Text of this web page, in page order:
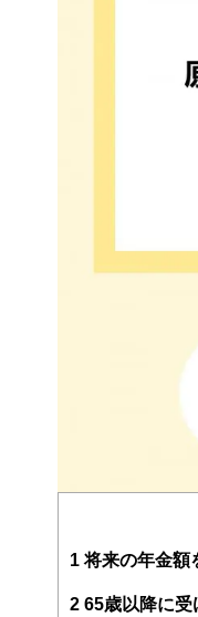
1 将来の年金額
2 65歳以降に受